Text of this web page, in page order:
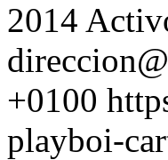
2014
+0100
playboi-